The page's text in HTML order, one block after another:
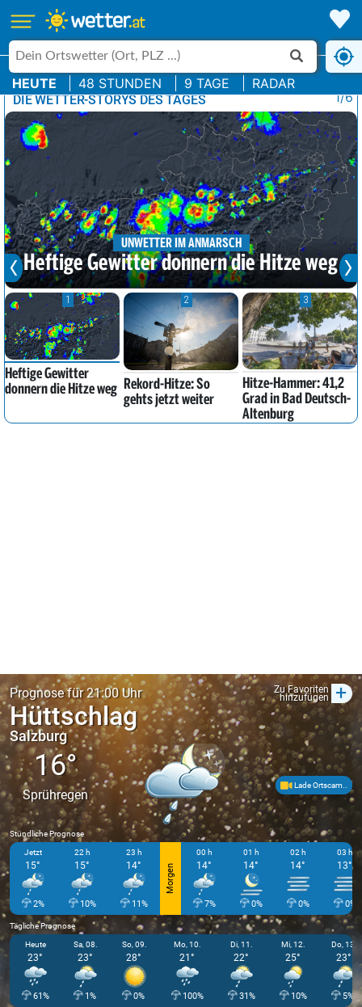
HEUTE 48 STUNDEN 9 TAGE RADAR
DIE WETTER-STORYS DES TAGES
UNWETTER IM ANMARSCH
Heftige Gewitter donnern die Hitze weg
1
Heftige Gewitter
donnern die Hitze weg
2
Rekord-Hitze: So
gehts jetzt weiter
3
Hitze-Hammer: 41,2
Grad in Bad Deutsch-
Altenburg
1/6
Prognose für 21:00 Uhr Zu Favoriten
hinzufügen +
Hüttschlag
Salzburg
16°
Sprühregen
Lade Ortscam..
Stündliche Prognose
Jetzt
15°
2%
22 h
15°
10%
23 h
14°
11%
Morgen
00 h
14°
7%
01 h
14°
0%
02 h
14°
0%
03 h
13°
0%
Tägliche Prognose
Heute
23°
61%
Sa, 08.
23°
1%
So, 09.
28°
0%
Mo, 10.
21°
100%
Di, 11.
22°
31%
Mi, 12.
25°
10%
Do, 13.
23°
5%